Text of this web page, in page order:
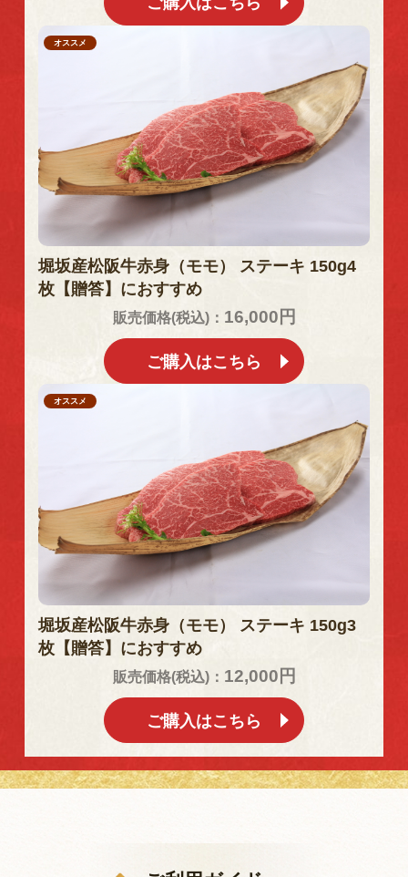
オススメ
堀坂産松阪牛赤身（モモ） ステーキ 150g4
枚【贈答】におすすめ
販売価格(税込)： 16,000円
ご購入はこちら
オススメ
堀坂産松阪牛赤身（モモ） ステーキ 150g3
枚【贈答】におすすめ
販売価格(税込)： 12,000円
ご購入はこちら